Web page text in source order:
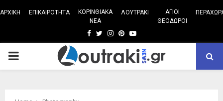
ΑΡΧΙΚΗ ΕΠΙΚΑΙΡΟΤΗΤΑ
ΚΟΡΙΝΘΙΑΚΑ
ΝΕΑ
ΛΟΥΤΡΑΚΙ
ΑΓΙΟΙ
ΘΕΟΔΩΡΟΙ
Facebook
TwitterInstagram
Pinterest
Youtube
PRIMARY